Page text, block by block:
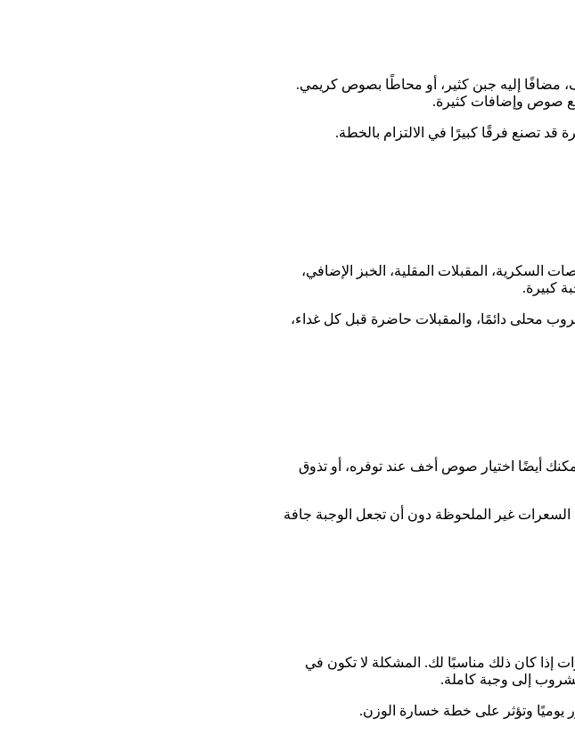
مضافًا إليه جبن كثير، أو محاطًا بصوص كريمي.
مع صوص وإضافات كثيرة.
تصنع فرقًا كبيرًا في الالتزام بالخطة.
السكرية، المقبلات المقلية، الخبز الإضافي،
كبيرة.
محلى دائمًا، والمقبلات حاضرة قبل كل غداء،
أيضًا اختيار صوص أخف عند توفره، أو تذوق
السعرات غير الملحوظة دون أن تجعل الوجبة جافة
إذا كان ذلك مناسبًا لك. المشكلة لا تكون في
إلى وجبة كاملة.
يوميًا وتؤثر على خطة خسارة الوزن.